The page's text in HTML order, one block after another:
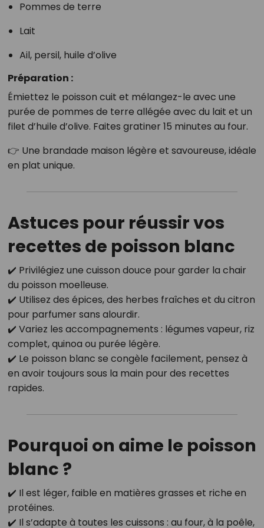
Pommes de terre
Lait
Ail, persil, huile d’olive
Préparation :
Émiettez le poisson cuit et mélangez-le avec une
purée de pommes de terre allégée avec du lait et un
filet d’huile d’olive. Faites gratiner 15 minutes au four.
👉 Une brandade maison légère et savoureuse, idéale
en plat unique.
Astuces pour réussir vos
recettes de poisson blanc
✔️ Privilégiez une cuisson douce pour garder la chair
du poisson moelleuse.
✔️ Utilisez des épices, des herbes fraîches et du citron
pour parfumer sans alourdir.
✔️ Variez les accompagnements : légumes vapeur, riz
complet, quinoa ou purée légère.
✔️ Le poisson blanc se congèle facilement, pensez à
en avoir toujours sous la main pour des recettes
rapides.
Pourquoi on aime le poisson
blanc ?
✔️ Il est léger, faible en matières grasses et riche en
protéines.
✔️ Il s’adapte à toutes les cuissons : au four, à la poêle,